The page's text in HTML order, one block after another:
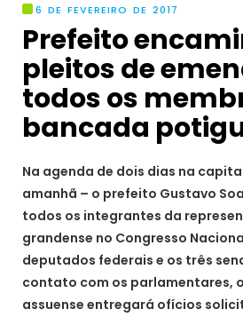
6 DE FEVEREIRO DE 2017
Prefeito
pleitos de
todos os
bancada
Na agenda de dois dias na
amanhã – o prefeito Gustavo
todos os integrantes da
grandense no Congresso
deputados federais e os três
contato com os parlamentares,
assuense entregará ofícios